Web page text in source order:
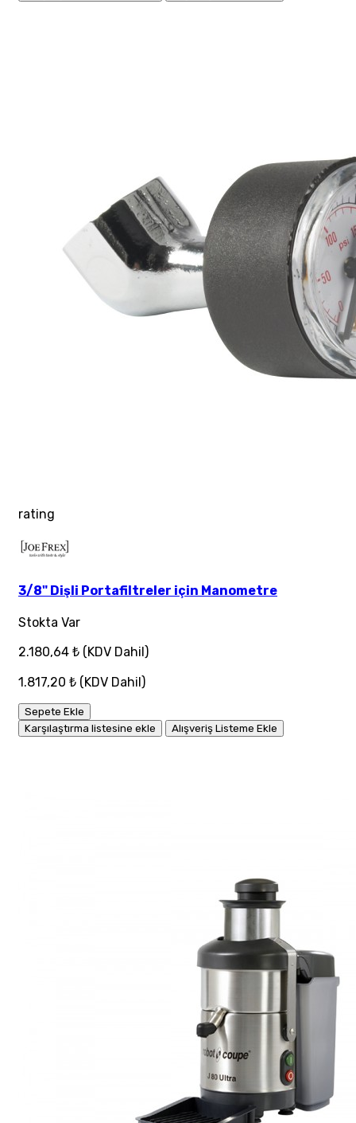
rating
3/8" Dişli Portafiltreler için Manometre
Stokta Var
2.180,64 ₺ (KDV Dahil)
1.817,20 ₺ (KDV Dahil)
Sepete Ekle
Karşılaştırma listesine ekle
Alışveriş Listeme Ekle